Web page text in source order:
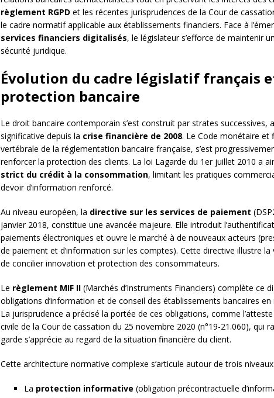
règlement RGPD et les récentes jurisprudences de la Cour de
le cadre normatif applicable aux établissements financiers. Face à
services financiers digitalisés, le législateur s’efforce de maintenir
sécurité juridique.
Évolution du cadre législatif français
protection bancaire
Le droit bancaire contemporain s’est construit par strates successives,
significative depuis la crise financière de 2008. Le Code monétaire et
vertébrale de la réglementation bancaire française, s’est
renforcer la protection des clients. La loi Lagarde du 1er juillet 2010 a
strict du crédit à la consommation, limitant les pratiques
devoir d’information renforcé.
Au niveau européen, la directive sur les services de paiement
janvier 2018, constitue une avancée majeure. Elle introduit
paiements électroniques et ouvre le marché à de nouveaux acteurs
de paiement et d’information sur les comptes). Cette directive illustre
de concilier innovation et protection des consommateurs.
Le règlement MIF II(Marchés d’Instruments Financiers) complète ce
obligations d’information et de conseil des établissements bancaires
La jurisprudence a précisé la portée de ces obligations, comme
civile de la Cour de cassation du 25 novembre 2020 (n°19-21.060), qui
garde s’apprécie au regard de la situation financière du client.
Cette architecture normative complexe s’articule autour de trois
La protection informative (obligation précontractuelle